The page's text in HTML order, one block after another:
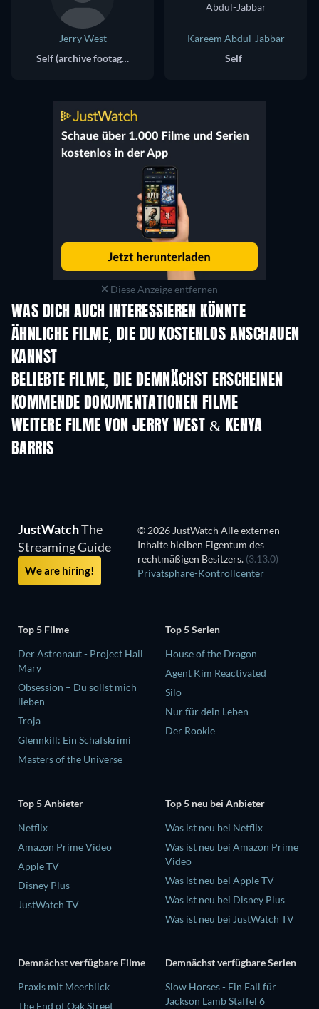
Jerry West
Self (archive footage)
Kareem Abdul-Jabbar
Self
Diese Anzeige entfernen
WAS DICH AUCH INTERESSIEREN KÖNNTE
ÄHNLICHE FILME, DIE DU KOSTENLOS ANSCHAUEN
KANNST
BELIEBTE FILME, DIE DEMNÄCHST ERSCHEINEN
KOMMENDE DOKUMENTATIONEN FILME
WEITERE FILME VON JERRY WEST & KENYA
BARRIS
JustWatchThe
Streaming Guide
We are hiring!
© 2026 JustWatch Alle externen
Inhalte bleiben Eigentum des
rechtmäßigen Besitzers. (3.13.0)
Privatsphäre-Kontrollcenter
Top 5 Filme
Der Astronaut - Project Hail
Mary
Obsession – Du sollst mich
lieben
Troja
Glennkill: Ein Schafskrimi
Masters of the Universe
Top 5 Serien
House of the Dragon
Agent Kim Reactivated
Silo
Nur für dein Leben
Der Rookie
Top 5 Anbieter
Netflix
Amazon Prime Video
Apple TV
Disney Plus
JustWatch TV
Top 5 neu bei Anbieter
Was ist neu bei Netflix
Was ist neu bei Amazon Prime
Video
Was ist neu bei Apple TV
Was ist neu bei Disney Plus
Was ist neu bei JustWatch TV
Demnächst verfügbare Filme
Praxis mit Meerblick
The End of Oak Street
Demnächst verfügbare Serien
Slow Horses - Ein Fall für
Jackson Lamb Staffel 6